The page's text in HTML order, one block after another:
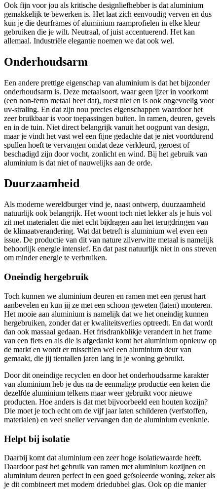
Ook fijn voor jou als kritische designliefhebber is dat aluminium
gemakkelijk te bewerken is. Het laat zich eenvoudig verven en dus
kun je die deurframes of aluminium raamprofielen in elke kleur
gebruiken die je wilt. Neutraal, of juist accentuerend. Het kan
allemaal. Industriële elegantie noemen we dat ook wel.
Onderhoudsarm
Een andere prettige eigenschap van aluminium is dat het bijzonder
onderhoudsarm is. Deze metaalsoort, waar geen ijzer in voorkomt
(een non-ferro metaal heet dat), roest niet en is ook ongevoelig voor
uv-straling. En dat zijn nou precies eigenschappen waardoor het
zeer bruikbaar is voor toepassingen buiten. In ramen, deuren, gevels
en in de tuin. Niet direct belangrijk vanuit het oogpunt van design,
maar je vindt het vast wel een fijne gedachte dat je niet voortdurend
spullen hoeft te vervangen omdat deze verkleurd, geroest of
beschadigd zijn door vocht, zonlicht en wind. Bij het gebruik van
aluminium is dat niet of nauwelijks aan de orde.
Duurzaamheid
Als moderne wereldburger vind je, naast ontwerp, duurzaamheid
natuurlijk ook belangrijk. Het woont toch niet lekker als je huis vol
zit met materialen die niet echt bijdragen aan het terugdringen van
de klimaatverandering. Wat dat betreft is aluminium wel even een
issue. De productie van dit van nature zilverwitte metaal is namelijk
behoorlijk energie intensief. En dat past natuurlijk niet in ons streven
om minder energie te verbruiken.
Oneindig hergebruik
Toch kunnen we aluminium deuren en ramen met een gerust hart
aanbevelen en kun jij ze met een schoon geweten (laten) monteren.
Het mooie aan aluminium is namelijk dat we het oneindig kunnen
hergebruiken, zonder dat er kwaliteitsverlies optreedt. En dat wordt
dan ook massaal gedaan. Het frisdrankblikje verandert in het frame
van een fiets en als die is afgedankt komt het aluminium opnieuw op
de markt en wordt er misschien wel een aluminium deur van
gemaakt, die jij tientallen jaren lang in je woning gebruikt.
Door dit oneindige recyclen en door het onderhoudsarme karakter
van aluminium heb je dus na de eenmalige productie een keten die
dezelfde aluminium telkens maar weer gebruikt voor nieuwe
producten. Hoe anders is dat met bijvoorbeeld een houten kozijn?
Die moet je toch echt om de vijf jaar laten schilderen (verfstoffen,
materialen) en veel sneller vervangen dan de aluminium evenknie.
Helpt bij isolatie
Daarbij komt dat aluminium een zeer hoge isolatiewaarde heeft.
Daardoor past het gebruik van ramen met aluminium kozijnen en
aluminium deuren perfect in een goed geïsoleerde woning, zeker als
je dit combineert met modern driedubbel glas. Ook op die manier